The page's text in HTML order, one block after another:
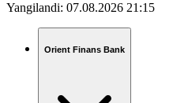
Yangilandi: 07.08.2026 21:15
Orient Finans Bank